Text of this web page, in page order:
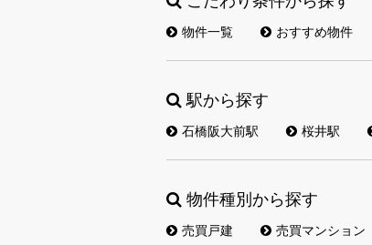
物件一覧 おすすめ物件
駅から探す
石橋阪大前駅 桜井駅
物件種別から探す
売買戸建 売買マンション